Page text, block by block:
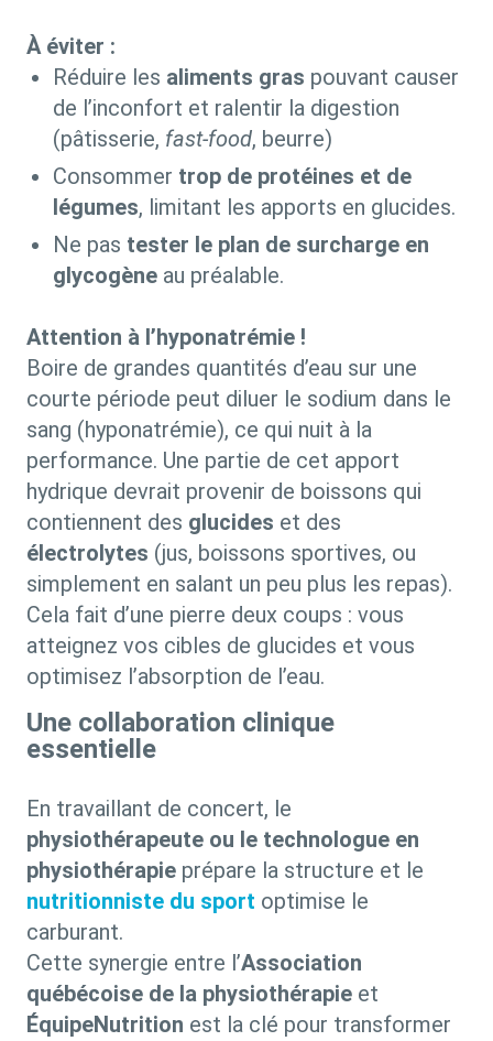
À éviter :
Réduire les aliments gras pouvant causer
de l’inconfort et ralentir la digestion
(pâtisserie, fast-food, beurre)
Consommer trop de protéines et de
légumes, limitant les apports en glucides.
Ne pas tester le plan de surcharge en
glycogène au préalable.
Attention à l’hyponatrémie !
Boire de grandes quantités d’eau sur une
courte période peut diluer le sodium dans le
sang (hyponatrémie), ce qui nuit à la
performance. Une partie de cet apport
hydrique devrait provenir de boissons qui
contiennent des glucides et des
électrolytes (jus, boissons sportives, ou
simplement en salant un peu plus les repas).
Cela fait d’une pierre deux coups : vous
atteignez vos cibles de glucides et vous
optimisez l’absorption de l’eau.
Une collaboration clinique
essentielle
En travaillant de concert, le
physiothérapeute ou le technologue en
physiothérapie prépare la structure et le
nutritionniste du sport optimise le
carburant.
Cette synergie entre l’Association
québécoise de la physiothérapie et
ÉquipeNutrition est la clé pour transformer